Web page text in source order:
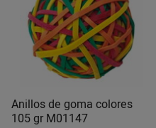
Anillos de goma colores
105 gr M01147